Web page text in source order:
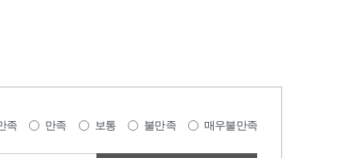
족 만족 보통 불만족 매우불만족